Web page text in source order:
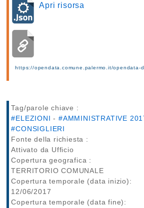
Apri risorsa
https://opendata.comune.palermo.it/opendata-
Tag/parole chiave :
#ELEZIONI -#AMMINISTRATIVE
#CONSIGLIERI
Fonte della richiesta :
Attivato da Ufficio
Copertura geografica :
TERRITORIO COMUNALE
Copertura temporale (data inizio):
12/06/2017
Copertura temporale (data fine):